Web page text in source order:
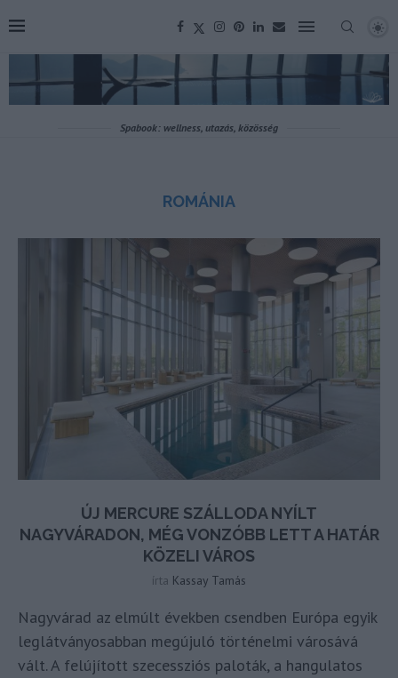
Spabook: wellness, utazás, közösség
ROMÁNIA
ÚJ MERCURE SZÁLLODA NYÍLT
NAGYVÁRADON, MÉG VONZÓBB LETT A HATÁR
KÖZELI VÁROS
írta Kassay Tamás
Nagyvárad az elmúlt években csendben Európa egyik
leglátványosabban megújuló történelmi városává
vált. A felújított szecessziós paloták, a hangulatos